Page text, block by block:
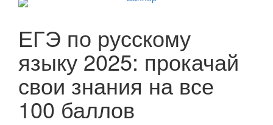
ЕГЭ по русскому
языку 2025: прокачай
свои знания на все
100 баллов